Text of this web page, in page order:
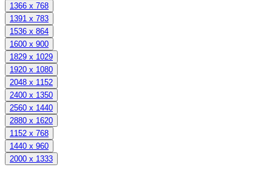
1366 x 768
1391 x 783
1536 x 864
1600 x 900
1829 x 1029
1920 x 1080
2048 x 1152
2400 x 1350
2560 x 1440
2880 x 1620
1152 x 768
1440 x 960
2000 x 1333